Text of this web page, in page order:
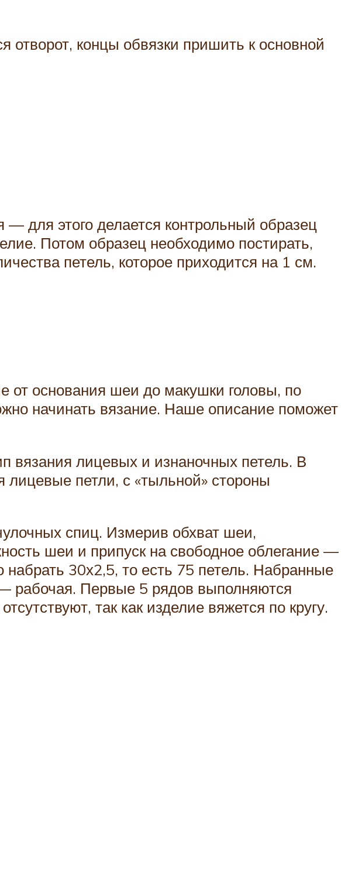
отворот, концы обвязки пришить к основной
для этого делается контрольный образец
Потом образец необходимо постирать,
петель, которое приходится на 1 см.
от основания шеи до макушки головы, по
начинать вязание. Наше описание поможет
вязания лицевых и изнаночных петель. В
петли, с «тыльной» стороны
спиц. Измерив обхват шеи,
шеи и припуск на свободное облегание —
30х2,5, то есть 75 петель. Набранные
рабочая. Первые 5 рядов выполняются
так как изделие вяжется по кругу.